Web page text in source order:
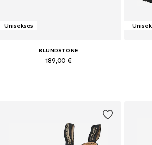
Uniseksas
BLUNDSTONE
189,00 €